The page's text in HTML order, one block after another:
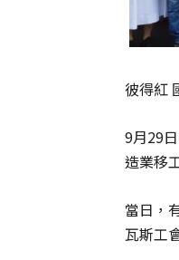
彼得紅
9月29
造業移
當日，
瓦斯工